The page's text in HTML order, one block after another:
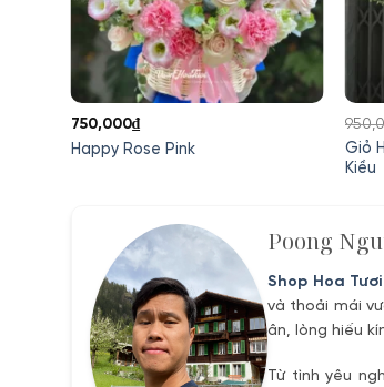
Happy Rose Pink
750,000₫
Giỏ
Kiều
Poong
Shop Hoa
và thoải mái
ân, lòng hiếu
Từ tình yêu